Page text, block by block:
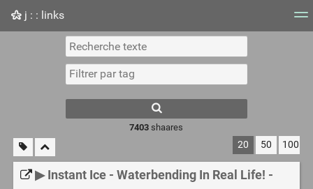
j : : links
Nuage de tags Mur d'images
7403 shaares
20 50 100
▶ Instant Ice - Waterbending In Real Life! -